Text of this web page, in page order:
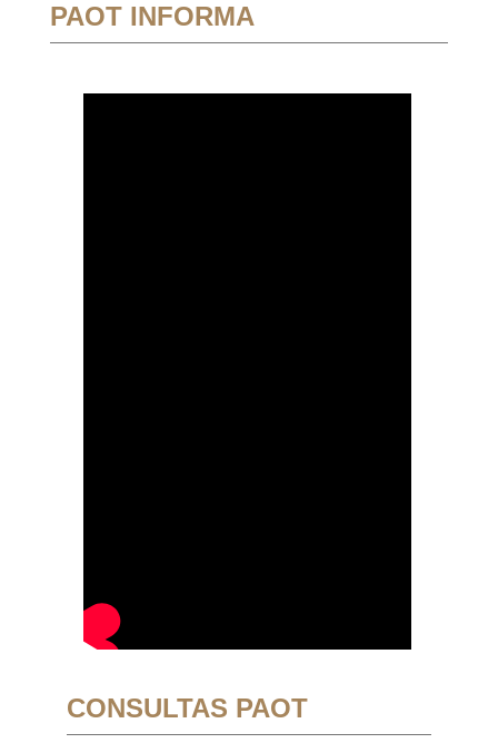
PAOT INFORMA
CONSULTAS PAOT